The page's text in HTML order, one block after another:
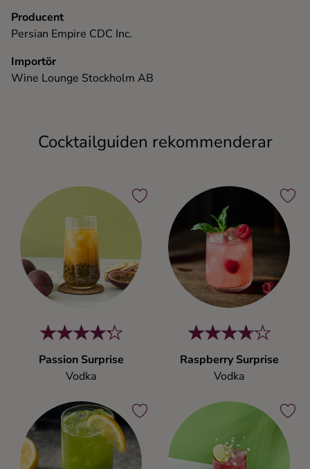
Producent
Persian Empire CDC Inc.
Importör
Wine Lounge Stockholm AB
Cocktailguiden rekommenderar
Passion Surprise
Vodka
Raspberry Surprise
Vodka